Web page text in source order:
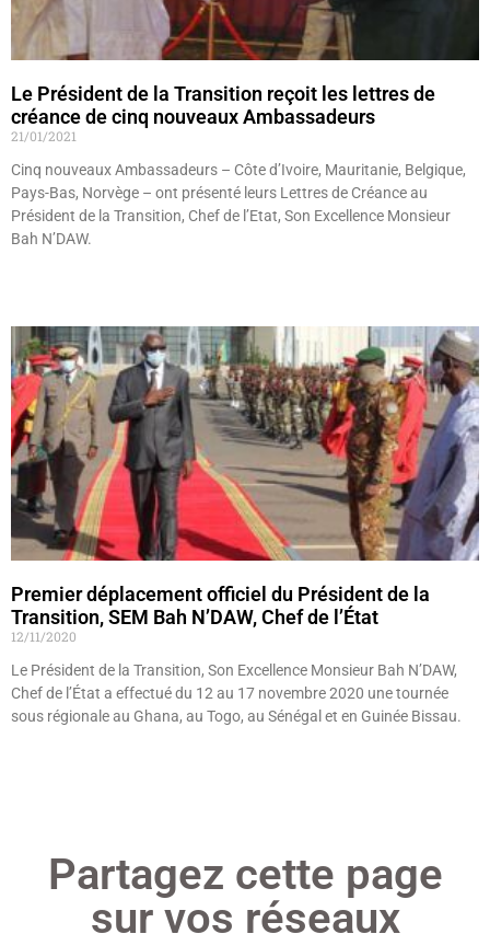
Le Président de la Transition reçoit les lettres de
créance de cinq nouveaux Ambassadeurs
21/01/2021
Cinq nouveaux Ambassadeurs – Côte d’Ivoire, Mauritanie, Belgique,
Pays-Bas, Norvège – ont présenté leurs Lettres de Créance au
Président de la Transition, Chef de l’Etat, Son Excellence Monsieur
Bah N’DAW.
Premier déplacement officiel du Président de la
Transition, SEM Bah N’DAW, Chef de l’État
12/11/2020
Le Président de la Transition, Son Excellence Monsieur Bah N’DAW,
Chef de l’État a effectué du 12 au 17 novembre 2020 une tournée
sous régionale au Ghana, au Togo, au Sénégal et en Guinée Bissau.
Partagez cette page
sur vos réseaux